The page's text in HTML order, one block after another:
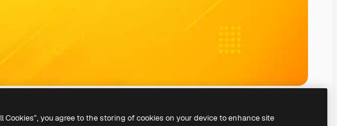
Cookies”, you agree to the storing of cookies on your device to enhance site